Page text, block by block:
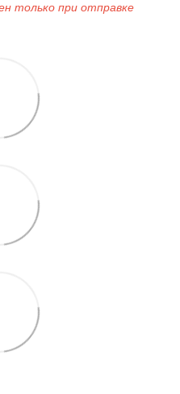
только при отправке